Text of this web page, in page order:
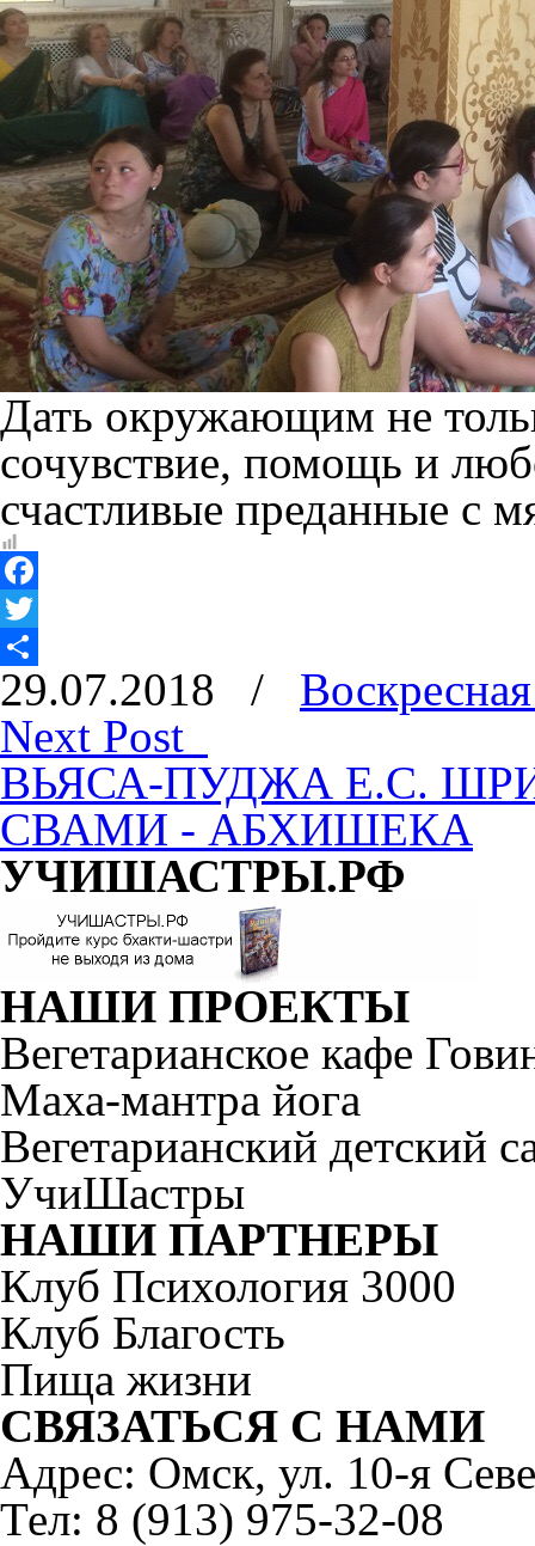
Дать окружающим не
сочувствие, помощь и
счастливые преданные с
Facebook
Twitter
Отправить
29.07.2018 /
Next Post
ВЬЯСА-ПУДЖА Е.С.
СВАМИ - АБХИШЕКА
УЧИШАСТРЫ.РФ
НАШИ ПРОЕКТЫ
Вегетарианское кафе
Маха-мантра йога
Вегетарианский детский
УчиШастры
НАШИ ПАРТНЕРЫ
Клуб Психология 3000
Клуб Благость
Пища жизни
СВЯЗАТЬСЯ С НАМИ
Адрес: Омск, ул. 10-я
Тел: 8 (913) 975-32-08